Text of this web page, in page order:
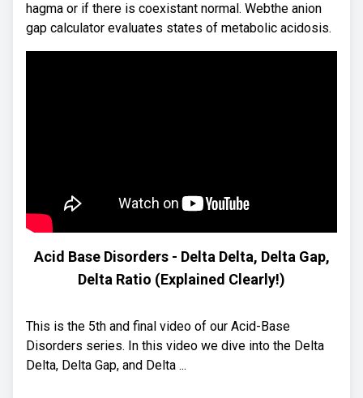
hagma or if there is coexistant normal. Webthe anion
gap calculator evaluates states of metabolic acidosis.
Acid Base Disorders - Delta Delta, Delta Gap,
Delta Ratio (Explained Clearly!)
This is the 5th and final video of our Acid-Base
Disorders series. In this video we dive into the Delta
Delta, Delta Gap, and Delta ...